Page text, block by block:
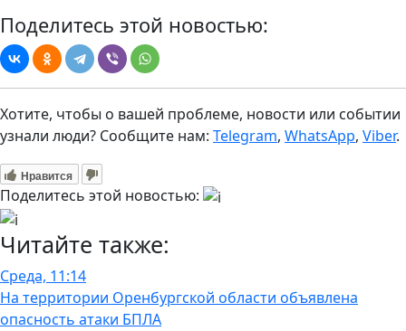
Поделитесь этой новостью:
Хотите, чтобы о вашей проблеме, новости или событии
узнали люди? Сообщите нам: Telegram, WhatsApp, Viber.
Нравится
Поделитесь этой новостью:
Читайте также:
Среда, 11:14
На территории Оренбургской области объявлена
опасность атаки БПЛА